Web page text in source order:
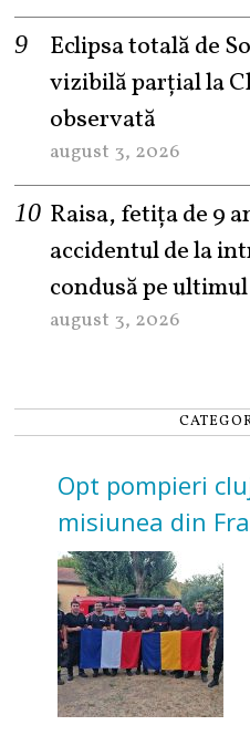
Eclipsa totală de
vizibilă parțial la
observată
august 3, 2026
Raisa, fetița de 9
accidentul de la
condusă pe
august 3, 2026
Opt pompieri
misiunea din
incendii de